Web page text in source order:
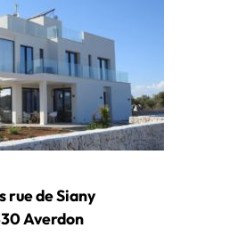
rue de Siany
Averdon